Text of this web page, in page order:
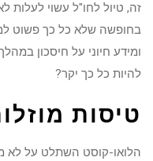
זה, טיול לחו"ל עשוי לעלות
בחופשה שלא כל כך פשוט
ומידע חיוני על חיסכון
להיות כל כך יקר?
טיסות
הלואו-קוסט השתלט על לא